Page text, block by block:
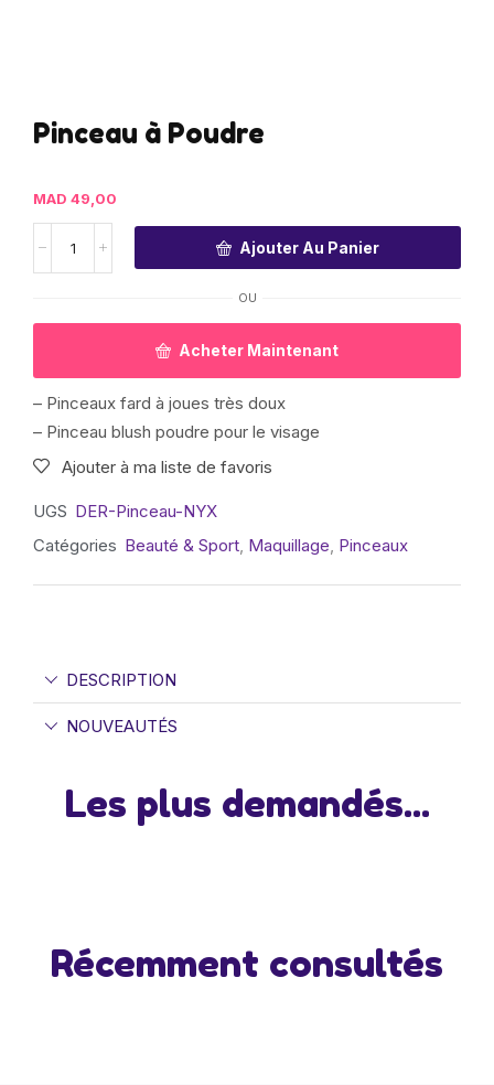
Pinceau à Poudre
MAD 49,00
Ajouter Au Panier
OU
Acheter Maintenant
– Pinceaux fard à joues très doux
– Pinceau blush poudre pour le visage
Ajouter à ma liste de favoris
UGS DER-Pinceau-NYX
Catégories Beauté & Sport, Maquillage, Pinceaux
DESCRIPTION
NOUVEAUTÉS
Les plus demandés...
Récemment consultés